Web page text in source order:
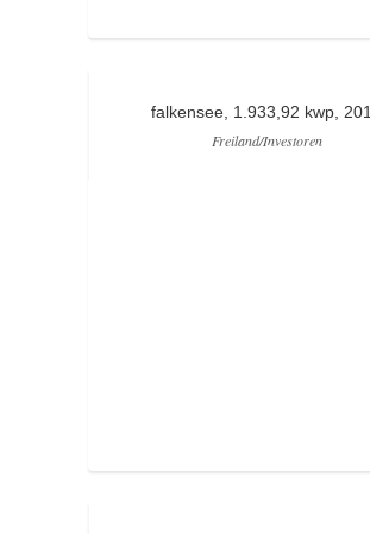
falkensee, 1.933,92 kwp,
Freiland/Investoren